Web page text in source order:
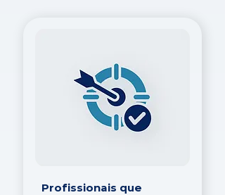
Profissionais que